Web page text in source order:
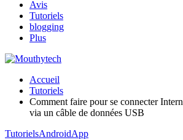
Avis
Tutoriels
blogging
Plus
Accueil
Tutoriels
Comment faire pour se connecter
via un câble de données USB
TutorielsAndroidApp